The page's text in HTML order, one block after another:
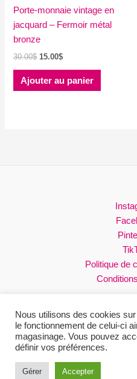
Porte-monnaie vintage en
jacquard – Fermoir métal
bronze
30.00$ Le
initial
était :
15.00$Le
actuel
est :
Ajouter au panier
Politique de
Droits
Site web conçu par
Nous utilisons des cookies
le fonctionnement de celui-ci
magasinage. Vous pouvez
définir vos préférences.
Gérer Accepter